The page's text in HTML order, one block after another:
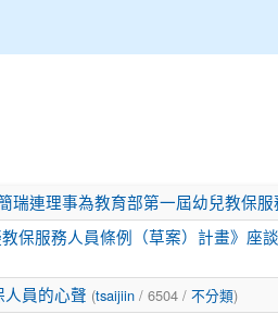
瑞連理事為教育部第一屆幼兒教保服
保服務人員條例（草案）計畫》座
人員的心聲 (tsaijiin/ 6504 / 不分類)